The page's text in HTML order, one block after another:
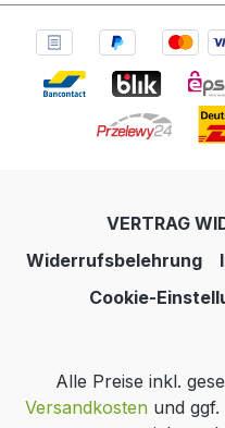
VERTRAG
Widerrufsbelehrung
Cookie-
Alle Preise inkl.
Versandkostenund ggf.